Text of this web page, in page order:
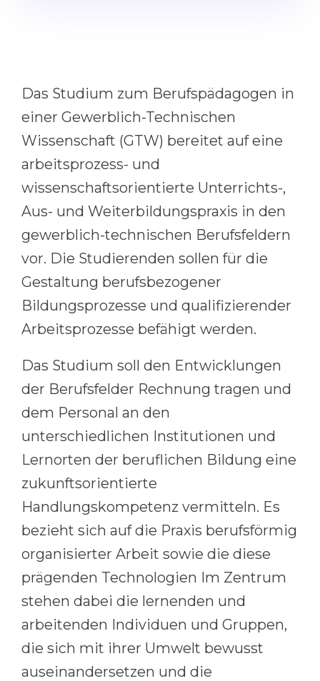
Sample Vacancies
CAREER GUIDANCE
Holland Test
Interest Map Test
RIASEC Test
Successat
100%
Other Field
WE APPLY FROM...
Russia
Ukraine
Kazakhstan
Azerbaijan
Armenia
Belarus
Other Country
BOOK A CONSULTATION
Das Studium zum Berufspädagogen in
einer Gewerblich-Technischen
Wissenschaft (GTW) bereitet auf eine
arbeitsprozess- und
wissenschaftsorientierte Unterrichts-,
Aus- und Weiterbildungspraxis in den
gewerblich-technischen Berufsfeldern
vor. Die Studierenden sollen für die
Gestaltung berufsbezogener
Bildungsprozesse und qualifizierender
Arbeitsprozesse befähigt werden.
Das Studium soll den Entwicklungen
der Berufsfelder Rechnung tragen und
dem Personal an den
unterschiedlichen Institutionen und
Lernorten der beruflichen Bildung eine
zukunftsorientierte
Handlungskompetenz vermitteln. Es
bezieht sich auf die Praxis berufsförmig
organisierter Arbeit sowie die diese
prägenden Technologien Im Zentrum
stehen dabei die lernenden und
arbeitenden Individuen und Gruppen,
die sich mit ihrer Umwelt bewusst
auseinandersetzen und die